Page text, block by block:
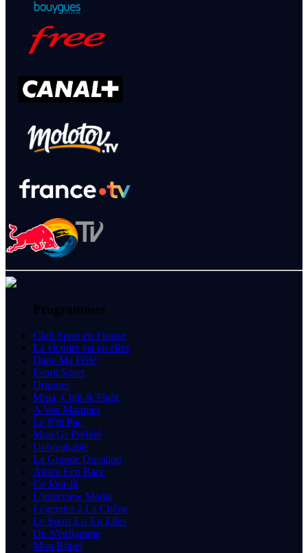
Programmes
Club Sport en France
La victoire est en elles
Dans Ma Fédé
Esprit Sport
Origines
Mma, Chill & Fight
A Vos Marques
Le P'tit Pac
Mon Gr Préféré
Unbreakable
La Grande Question
Africa Eco Race
Ce Jour-là
L'interview Media
Légendes à La Chêne
Le Sport Est En Elles
On S'enflamme
Mon Rituel